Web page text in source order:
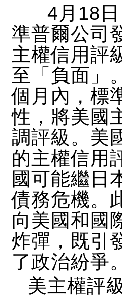
4月18日
準普爾公司
主權信用評
至「負面」
個月內，標
性，將美國
調評級。美
的主權信用
國可能繼日
債務危機。
向美國和國
炸彈，既引
了政治紛爭。
美主權評